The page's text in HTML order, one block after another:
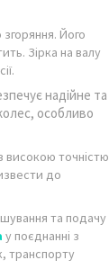
Його
Зірка на валу
надійне та
особливо
високою точністю
до
та подачу
у поєднанні з
транспорту